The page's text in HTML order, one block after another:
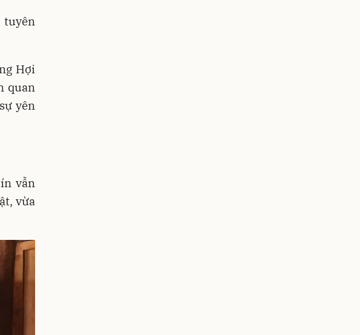
tuyên
Hợi
quan
yên
vẫn
vừa